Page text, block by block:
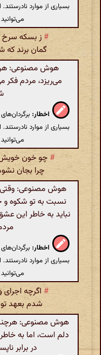
بسیاری از موارد
# ز بسکه
گمان برند
هوش مصنوعی: هر
می‌ریزد، مردم
اخطار:
بسیاری از موارد
# چو خون
چرا بجان
هوش مصنوعی:
نسبت به تو شکوه و
نباید به خاطر این
اخطار:
بسیاری از موارد
# اگرچه
شدم بعهد
هوش مصنوعی: هرچند
دلم است، اما به
در برابر